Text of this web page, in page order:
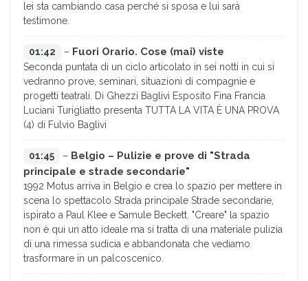
lei sta cambiando casa perché si sposa e lui sarà
testimone.
01:42 – Fuori Orario. Cose (mai) viste
Seconda puntata di un ciclo articolato in sei notti in cui si
vedranno prove, seminari, situazioni di compagnie e
progetti teatrali. Di Ghezzi Baglivi Esposito Fina Francia
Luciani Turigliatto presenta TUTTA LA VITA È UNA PROVA
(4) di Fulvio Baglivi
01:45 – Belgio – Pulizie e prove di "Strada
principale e strade secondarie"
1992 Motus arriva in Belgio e crea lo spazio per mettere in
scena lo spettacolo Strada principale Strade secondarie,
ispirato a Paul Klee e Samule Beckett. "Creare" la spazio
non è qui un atto ideale ma si tratta di una materiale pulizia
di una rimessa sudicia e abbandonata che vediamo
trasformare in un palcoscenico.